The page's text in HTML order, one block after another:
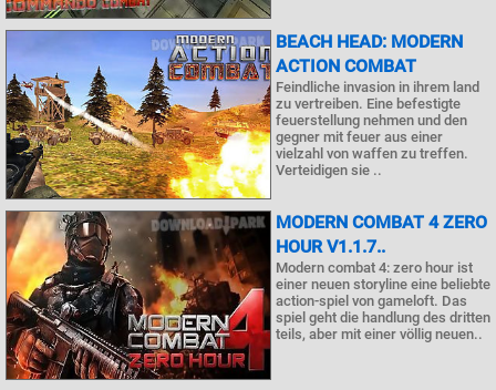
BEACH HEAD: MODERN
ACTION COMBAT
Feindliche invasion in ihrem land
zu vertreiben. Eine befestigte
feuerstellung nehmen und den
gegner mit feuer aus einer
vielzahl von waffen zu treffen.
Verteidigen sie ..
MODERN COMBAT 4 ZERO
HOUR V1.1.7..
Modern combat 4: zero hour ist
einer neuen storyline eine beliebte
action-spiel von gameloft. Das
spiel geht die handlung des dritten
teils, aber mit einer völlig neuen..